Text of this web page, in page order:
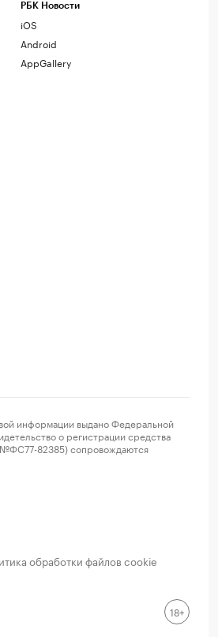
РБК Новости
iOS
Android
AppGallery
информации выдано Федеральной
о регистрации средства
№ФС77-82385) сопровождаются
обработки файлов cookie
18+